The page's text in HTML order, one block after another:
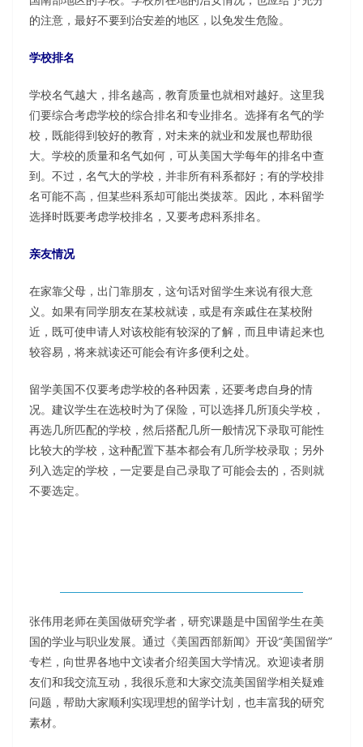
的注意，最好不要到治安差的地区，以免发生危险。
学校排名
学校名气越大，排名越高，教育质量也就相对越好。这里我
们要综合考虑学校的综合排名和专业排名。选择有名气的学
校，既能得到较好的教育，对未来的就业和发展也帮助很
大。学校的质量和名气如何，可从美国大学每年的排名中查
到。不过，名气大的学校，并非所有科系都好；有的学校排
名可能不高，但某些科系却可能出类拔萃。因此，本科留学
选择时既要考虑学校排名，又要考虑科系排名。
亲友情况
在家靠父母，出门靠朋友，这句话对留学生来说有很大意
义。如果有同学朋友在某校就读，或是有亲戚住在某校附
近，既可使申请人对该校能有较深的了解，而且申请起来也
较容易，将来就读还可能会有许多便利之处。
留学美国不仅要考虑学校的各种因素，还要考虑自身的情
况。建议学生在选校时为了保险，可以选择几所顶尖学校，
再选几所匹配的学校，然后搭配几所一般情况下录取可能性
比较大的学校，这种配置下基本都会有几所学校录取；另外
列入选定的学校，一定要是自己录取了可能会去的，否则就
不要选定。
张伟用老师在美国做研究学者，研究课题是中国留学生在美
国的学业与职业发展。通过《美国西部新闻》开设“美国留学”
专栏，向世界各地中文读者介绍美国大学情况。欢迎读者朋
友们和我交流互动，我很乐意和大家交流美国留学相关疑难
问题，帮助大家顺利实现理想的留学计划，也丰富我的研究
素材。